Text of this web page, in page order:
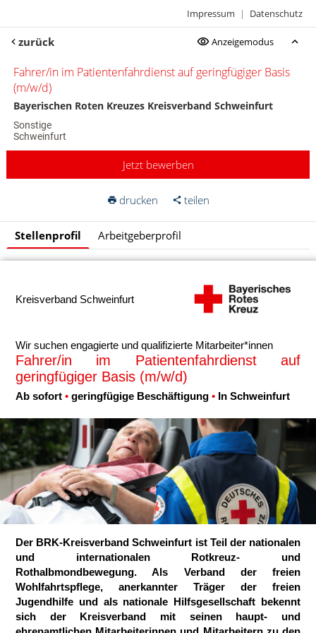
Impressum | Datenschutz
zurück Anzeigemodus
Fahrer/in im Patientenfahrdienst auf geringfügiger Basis
(m/w/d)
Bayerischen Roten Kreuzes Kreisverband Schweinfurt
Sonstige
Schweinfurt
Jetzt bewerben
drucken teilen
Stellenprofil Arbeitgeberprofil
Karte anzeigen